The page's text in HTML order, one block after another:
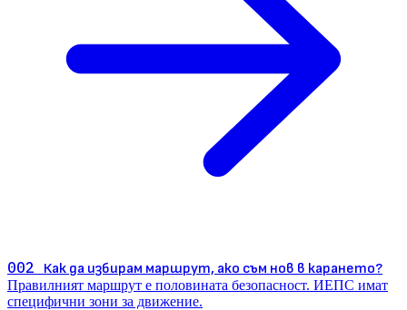
002 Как да избирам маршрут, ако съм нов в карането?
Правилният маршрут е половината безопасност. ИЕПС имат
специфични зони за движение.